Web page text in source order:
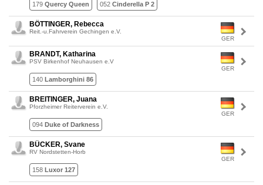
179 Quercy Queen 052 Cinderella P 2
GER
BÖTTINGER, Rebecca
Reit.-u.Fahrverein Gechingen e.V.
GER
BRANDT, Katharina
PSV Birkenhof Neuhausen e.V
140 Lamborghini 86
GER
BREITINGER, Juana
Pforzheimer Reiterverein e.V.
094 Duke of Darkness
GER
BÜCKER, Svane
RV Nordstetten-Horb
158 Luxor 127